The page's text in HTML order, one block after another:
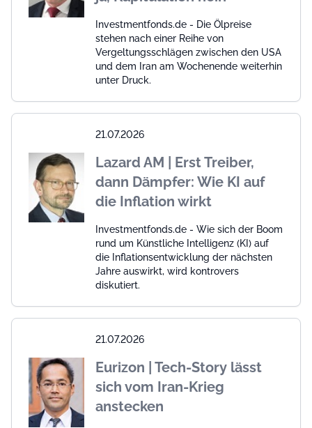
Investmentfonds.de - Die Ölpreise
stehen nach einer Reihe von
Vergeltungsschlägen zwischen den USA
und dem Iran am Wochenende weiterhin
unter Druck.
21.07.2026
Lazard AM | Erst Treiber,
dann Dämpfer: Wie KI auf
die Inflation wirkt
Investmentfonds.de - Wie sich der Boom
rund um Künstliche Intelligenz (KI) auf
die Inflationsentwicklung der nächsten
Jahre auswirkt, wird kontrovers
diskutiert.
21.07.2026
Eurizon | Tech-Story lässt
sich vom Iran-Krieg
anstecken